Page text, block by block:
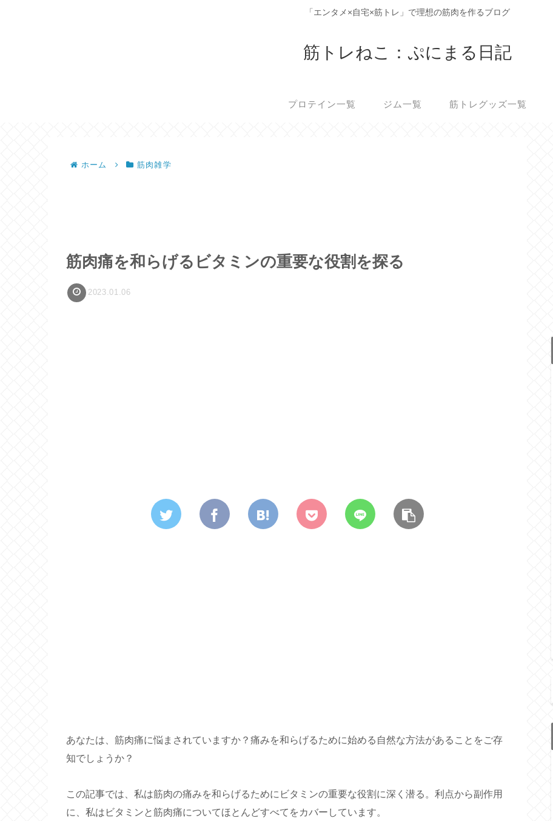
「エンタメ×自宅×筋トレ」で理想の筋肉を作るブログ
筋トレねこ：ぷにまる日記
プロテイン一覧 ジム一覧 筋トレグッズ一覧
ホーム 筋肉雑学
筋肉痛を和らげるビタミンの重要な役割を探る
2023.01.06
あなたは、筋肉痛に悩まされていますか？痛みを和らげるために始める自然な方法があることをご存
知でしょうか？
この記事では、私は筋肉の痛みを和らげるためにビタミンの重要な役割に深く潜る。利点から副作用
に、私はビタミンと筋肉痛についてほとんどすべてをカバーしています。